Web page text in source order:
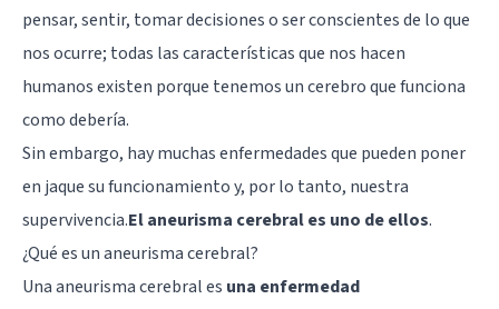
pensar, sentir, tomar decisiones o ser conscientes de lo que
nos ocurre; todas las características que nos hacen
humanos existen porque tenemos un cerebro que funciona
como debería.
Sin embargo, hay muchas enfermedades que pueden poner
en jaque su funcionamiento y, por lo tanto, nuestra
supervivencia.El aneurisma cerebral es uno de ellos.
¿Qué es un aneurisma cerebral?
Una aneurisma cerebral es una enfermedad